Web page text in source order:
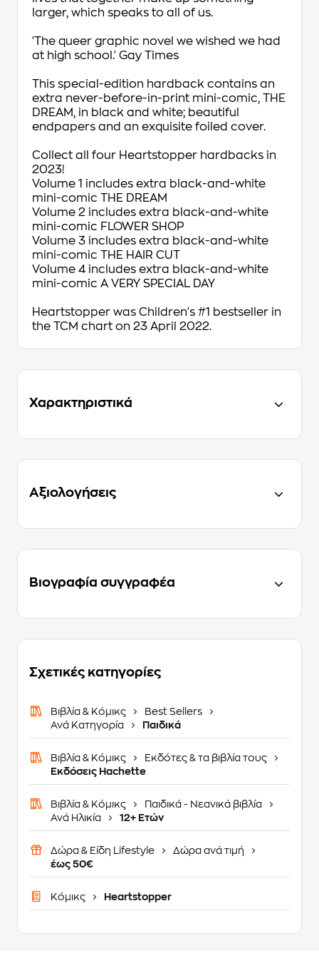
larger, which speaks to all of us.
'The queer graphic novel we wished we had
at high school.' Gay Times
This special-edition hardback contains an
extra never-before-in-print mini-comic, THE
DREAM, in black and white; beautiful
endpapers and an exquisite foiled cover.
Collect all four Heartstopper hardbacks in
2023!
Volume 1 includes extra black-and-white
mini-comic THE DREAM
Volume 2 includes extra black-and-white
mini-comic FLOWER SHOP
Volume 3 includes extra black-and-white
mini-comic THE HAIR CUT
Volume 4 includes extra black-and-white
mini-comic A VERY SPECIAL DAY
Heartstopper was Children's #1 bestseller in
the TCM chart on 23 April 2022.
Χαρακτηριστικά
Αξιολογήσεις
Βιογραφία συγγραφέα
Σχετικές κατηγορίες
Βιβλία & Κόμικς
Best Sellers
Ανά Κατηγορία
Παιδικά
Βιβλία & Κόμικς
Εκδότες & τα βιβλία τους
Εκδόσεις Hachette
Βιβλία & Κόμικς
Παιδικά - Νεανικά βιβλία
Ανά Ηλικία
12+ Ετών
Δώρα & Είδη Lifestyle
Δώρα ανά τιμή
έως 50€
Κόμικς Heartstopper